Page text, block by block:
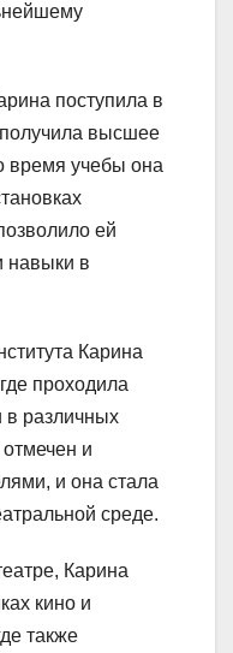
поступила в
получила высшее
время учебы она
ей
навыки в
Карина
проходила
в различных
и
и она стала
среде.
Карина
кино и
также